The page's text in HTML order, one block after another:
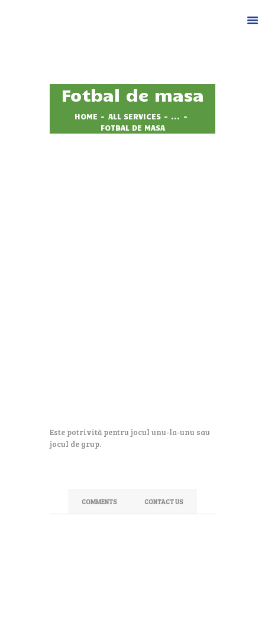
Fotbal de masa
HOME ALL SERVICES
...
FOTBAL DE MASA
DESPRE NOI
CAZARE
Este potrivită pentru jocul unu-la-unu sau
jocul de grup.
COMMENTS CONTACT US